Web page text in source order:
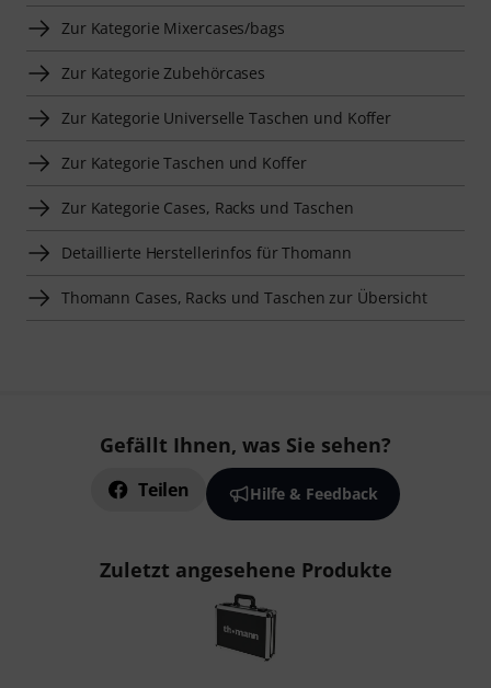
Zur Kategorie Mixercases/bags
Zur Kategorie Zubehörcases
Zur Kategorie Universelle Taschen und Koffer
Zur Kategorie Taschen und Koffer
Zur Kategorie Cases, Racks und Taschen
Detaillierte Herstellerinfos für Thomann
Thomann Cases, Racks und Taschen zur Übersicht
Gefällt Ihnen, was Sie sehen?
Teilen Hilfe & Feedback
Zuletzt angesehene Produkte